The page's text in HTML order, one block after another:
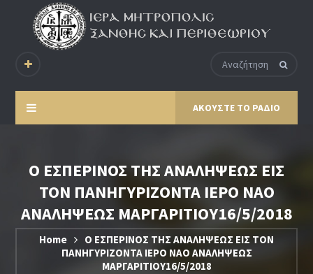
ΑΚΟΥΣΤΕ ΤΟ ΡΑΔΙΟ
Ο ΕΣΠΕΡΙΝΟΣ ΤΗΣ ΑΝΑΛΗΨΕΩΣ ΕΙΣ
ΤΟΝ ΠΑΝΗΓΥΡΙΖΟΝΤΑ ΙΕΡΟ ΝΑΟ
ΑΝΑΛΗΨΕΩΣ ΜΑΡΓΑΡΙΤΙΟΥ16/5/2018
Home
Ο ΕΣΠΕΡΙΝΟΣ ΤΗΣ ΑΝΑΛΗΨΕΩΣ ΕΙΣ ΤΟΝ
ΠΑΝΗΓΥΡΙΖΟΝΤΑ ΙΕΡΟ ΝΑΟ ΑΝΑΛΗΨΕΩΣ
ΜΑΡΓΑΡΙΤΙΟΥ16/5/2018